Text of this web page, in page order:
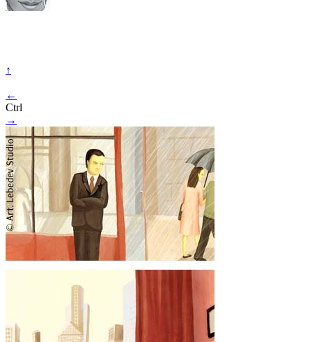
↑
←
Ctrl
→